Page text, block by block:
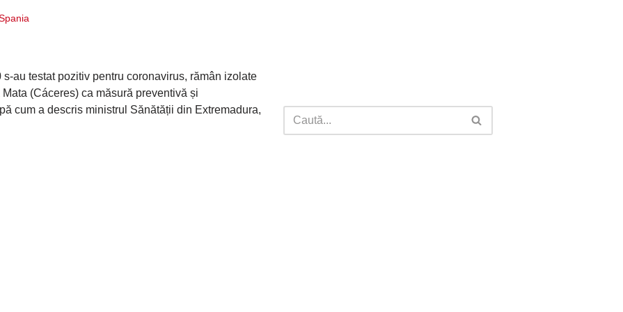
au testat pozitiv pentru coronavirus, rămân izolate
(Cáceres) ca măsură preventivă și
cum a descris ministrul Sănătății din Extremadura,